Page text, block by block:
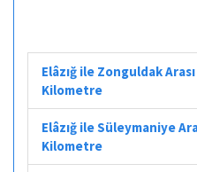
Elâzığ ile Zonguldak
Kilometre
Elâzığ ile Süleymaniye
Kilometre